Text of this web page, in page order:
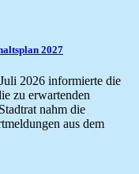
2027
2026 informierte die
zu erwartenden
nahm die
aus dem